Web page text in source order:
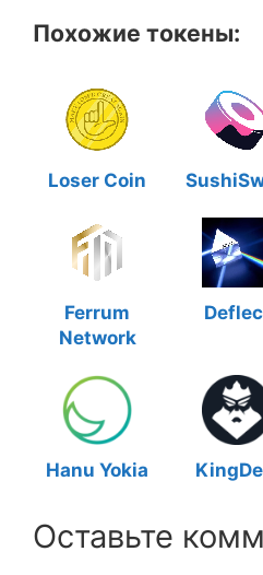
Похожие токены:
Loser Coin
Ferrum
Network
Hanu Yokia
Оставьте